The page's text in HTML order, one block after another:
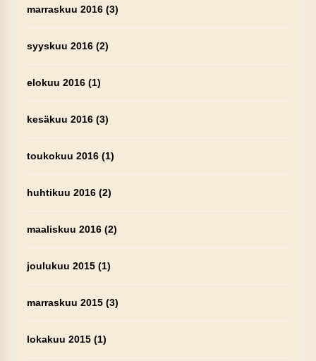
marraskuu 2016(3)
syyskuu 2016(2)
elokuu 2016(1)
kesäkuu 2016(3)
toukokuu 2016(1)
huhtikuu 2016(2)
maaliskuu 2016(2)
joulukuu 2015(1)
marraskuu 2015(3)
lokakuu 2015(1)